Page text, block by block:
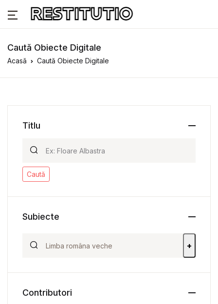
Caută Obiecte Digitale
Acasă Caută Obiecte Digitale
Titlu
Caută
Subiecte
+
Contributori